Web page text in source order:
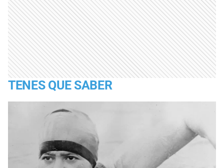
TENES QUE SABER